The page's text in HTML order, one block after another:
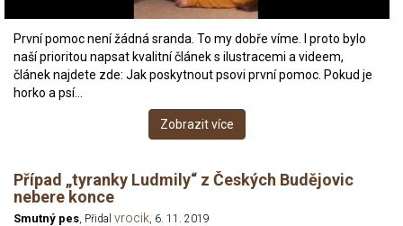
První pomoc není žádná sranda. To my dobře víme. I proto bylo
naší prioritou napsat kvalitní článek s ilustracemi a videem,
článek najdete zde: Jak poskytnout psovi první pomoc. Pokud je
horko a psí…
Zobrazit více
Případ „tyranky Ludmily“ z Českých Budějovic
nebere konce
Smutný pes, Přidal vrocik, 6. 11. 2019